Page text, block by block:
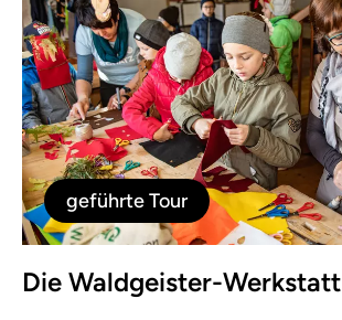
geführte Tour
Die Waldgeister-Werkstatt